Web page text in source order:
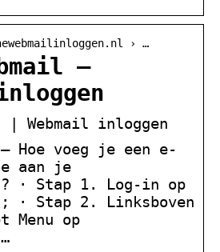
› …
–
| Webmail inloggen
Hoe voeg je een e-
aan je
· Stap 1. Log-in op
· Stap 2. Linksboven
op